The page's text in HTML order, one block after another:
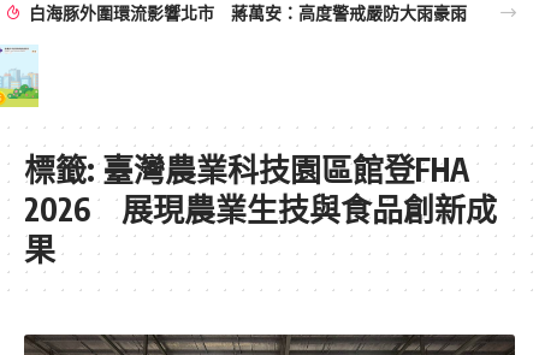
白海豚外圍環流影響北市 蔣萬安：高度警戒嚴防大雨豪雨
標籤:臺灣農業科技園區館登FHA
2026 展現農業生技與食品創新成
果